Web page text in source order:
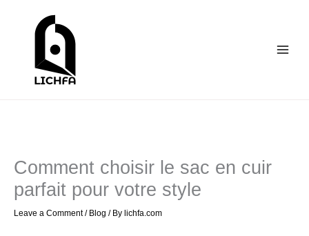
Comment choisir le sac en cuir
parfait pour votre style
Leave a Comment / Blog / By lichfa.com